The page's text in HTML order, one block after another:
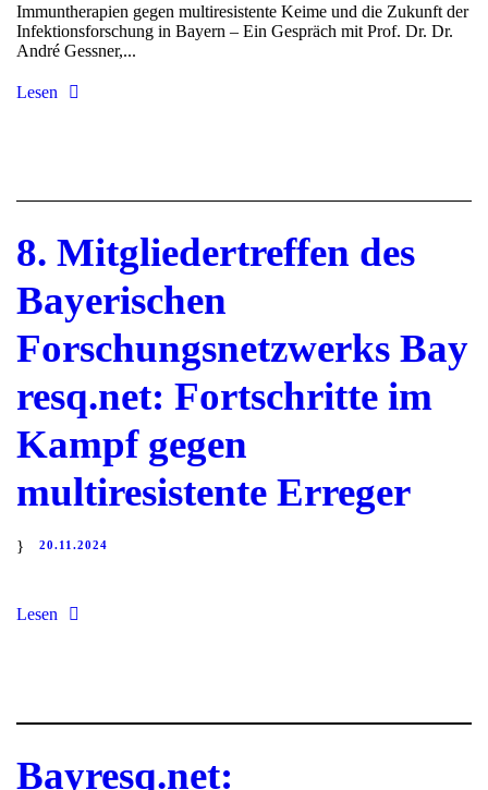
Immuntherapien gegen multiresistente Keime und die Zukunft der
Infektionsforschung in Bayern – Ein Gespräch mit Prof. Dr. Dr.
André Gessner,...
Lesen
8. Mitgliedertreffen des
Bayerischen
Forschungsnetzwerks Bay
resq.net: Fortschritte im
Kampf gegen
multiresistente Erreger
20.11.2024
Lesen
Bayresq.net: